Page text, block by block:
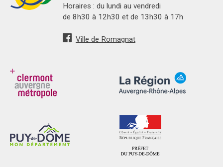
Horaires : du lundi au vendredi
de 8h30 à 12h30 et de 13h30 à 17h
Ville de Romagnat